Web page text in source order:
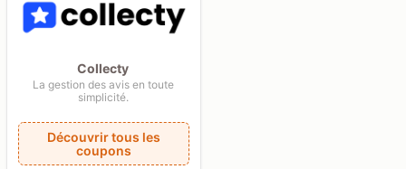
Collecty
La gestion des avis en toute
simplicité.
Découvrir tous les
coupons